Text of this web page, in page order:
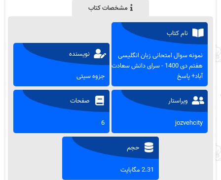
مشخصات کتاب
نام کتاب
نمونه سوال امتحانی زبان انگلیسی
هفتم دی 1400 - سرای دانش سعادت
آباد+ پاسخ
نویسنده
جزوه سیتی
ویراستار
jozvehcity
صفحات
6
حجم
2.31 مگابایت